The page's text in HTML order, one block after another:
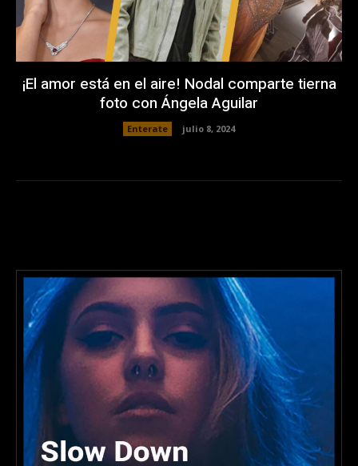
¡El amor está en el aire! Nodal comparte tierna
foto con Ángela Aguilar
Enterate julio 8, 2024